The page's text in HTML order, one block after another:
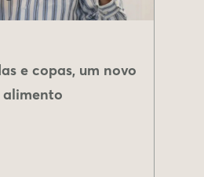
e copas, um novo